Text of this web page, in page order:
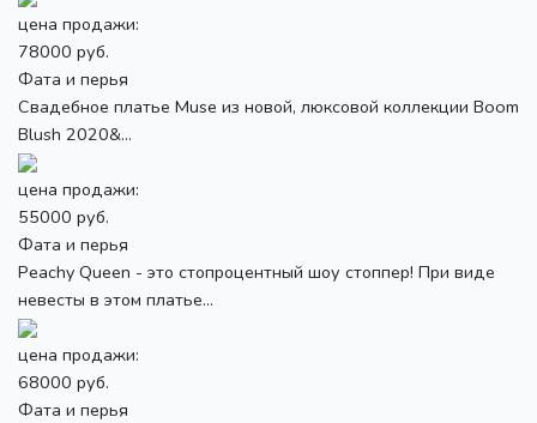
цена продажи:
78000 руб.
Фата и перья
Свадебное платье Muse из новой, люксовой коллекции Boom
Blush 2020&...
цена продажи:
55000 руб.
Фата и перья
Peachy Queen - это стопроцентный шоу стоппер! При виде
невесты в этом платье...
цена продажи:
68000 руб.
Фата и перья